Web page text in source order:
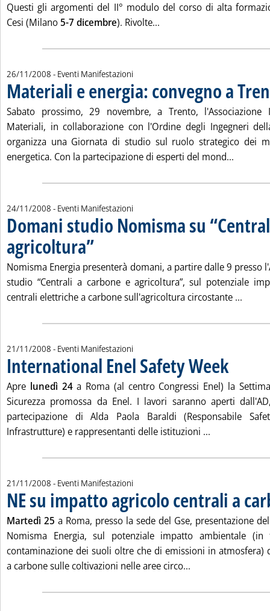
Questi gli argomenti del II° modulo del corso di alta
Cesi (Milano5-7 dicembre). Rivolte...
26/11/2008 - Eventi Manifestazioni
Materiali e energia: convegno a
Sabato prossimo, 29 novembre, a Trento, l'Associazione
Materiali, in collaborazione con l'Ordine degli Ingegneri
organizza una Giornata di studio sul ruolo strategico dei
energetica. Con la partecipazione di esperti del mond...
24/11/2008 - Eventi Manifestazioni
Domani studio Nomisma su
agricoltura”. Pubblicata lunedì 24 novembre 2008 alle 15.8.
Nomisma Energia presenterà domani, a partire dalle 9 presso
studio “Centrali a carbone e agricoltura”, sul potenziale
centrali elettriche a carbone sull'agricoltura circostante ...
21/11/2008 - Eventi Manifestazioni
International Enel Safety Week. Pubblicata
Apre lunedì 24a Roma (al centro Congressi Enel) la
Sicurezza promossa da Enel. I lavori saranno aperti
partecipazione di Alda Paola Baraldi (Responsabile
Infrastrutture) e rappresentanti delle istituzioni ...
21/11/2008 - Eventi Manifestazioni
NE su impatto agricolo centrali a
Martedì 25 a Roma, presso la sede del Gse, presentazione
Nomisma Energia, sul potenziale impatto ambientale
contaminazione dei suoli oltre che di emissioni in atmosfera)
a carbone sulle coltivazioni nelle aree circo...